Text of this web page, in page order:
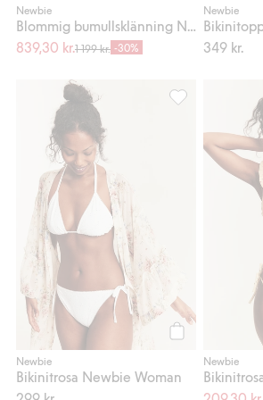
Newbie
Blommig bumullsklänning Newbie Woman
839,30 kr.1 199 kr. -30%
Newbie
349 kr.
Newbie
Bikinitrosa Newbie Woman
Bikinitrosa
Newbie